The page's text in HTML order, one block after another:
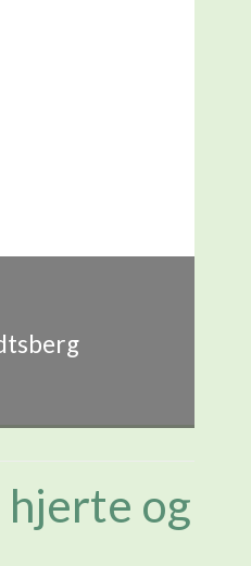
hjerte og